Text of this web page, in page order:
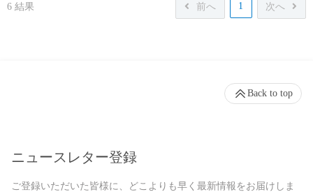
6 結果 前へ 1 次へ
ニュースレター登録
ご登録いただいた皆様に、どこよりも早く最新情報をお届けしま
Back to top